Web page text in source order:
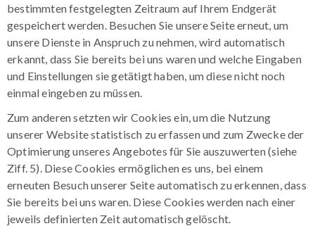
bestimmten festgelegten Zeitraum auf Ihrem Endgerät
gespeichert werden. Besuchen Sie unsere Seite erneut, um
unsere Dienste in Anspruch zu nehmen, wird automatisch
erkannt, dass Sie bereits bei uns waren und welche Eingaben
und Einstellungen sie getätigt haben, um diese nicht noch
einmal eingeben zu müssen.
Zum anderen setzten wir Cookies ein, um die Nutzung
unserer Website statistisch zu erfassen und zum Zwecke der
Optimierung unseres Angebotes für Sie auszuwerten (siehe
Ziff. 5). Diese Cookies ermöglichen es uns, bei einem
erneuten Besuch unserer Seite automatisch zu erkennen, dass
Sie bereits bei uns waren. Diese Cookies werden nach einer
jeweils definierten Zeit automatisch gelöscht.